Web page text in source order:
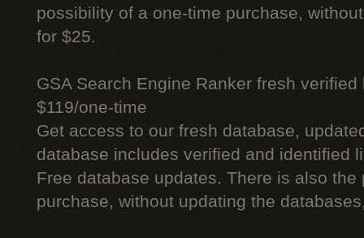
possibility of a one-time purchase,
for $25.
GSA Search Engine Ranker fresh verified
$119/one-time
Get access to our fresh database,
database includes verified and identified
Free database updates. There is also
purchase, without updating the